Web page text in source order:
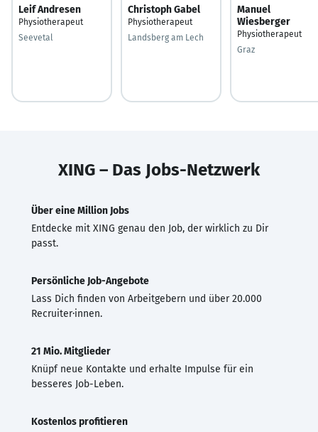
Leif Andresen
Physiotherapeut
Seevetal
Christoph Gabel
Physiotherapeut
Landsberg am Lech
Manuel
Wiesberger
Physiotherapeut
Graz
XING – Das Jobs-Netzwerk
Über eine Million Jobs
Entdecke mit XING genau den Job, der wirklich zu Dir
passt.
Persönliche Job-Angebote
Lass Dich finden von Arbeitgebern und über 20.000
Recruiter·innen.
21 Mio. Mitglieder
Knüpf neue Kontakte und erhalte Impulse für ein
besseres Job-Leben.
Kostenlos profitieren